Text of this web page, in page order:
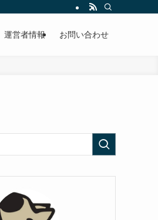
運営者情報 お問い合わせ